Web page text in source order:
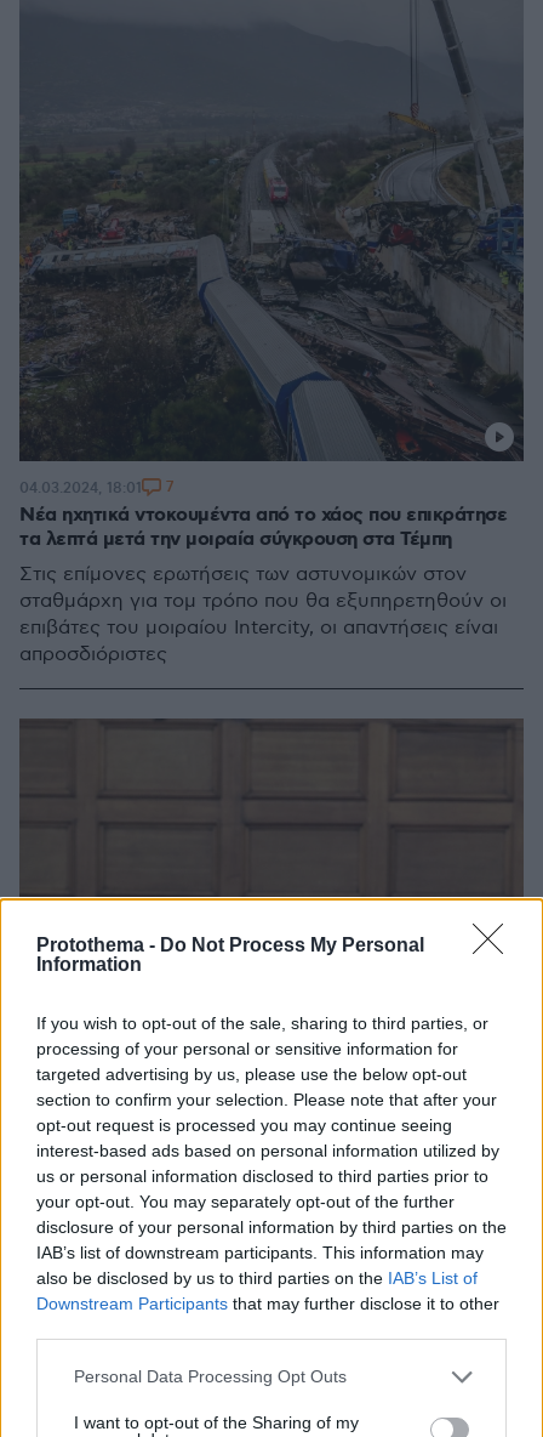
Protothema - Do Not Process My Personal
Information
If you wish to opt-out of the sale, sharing to third parties, or
processing of your personal or sensitive information for
targeted advertising by us, please use the below opt-out
section to confirm your selection. Please note that after your
opt-out request is processed you may continue seeing
interest-based ads based on personal information utilized by
us or personal information disclosed to third parties prior to
your opt-out. You may separately opt-out of the further
disclosure of your personal information by third parties on the
IAB’s list of downstream participants. This information may
also be disclosed by us to third parties on the IAB’s List of
Downstream Participants that may further disclose it to other
Please note that this website/app uses one or more Google
not limited to your visit or usage behaviour. You may click to
Personal Data Processing Opt Outs
I want to opt-out of the Sharing of my
Νέα ηχητικά ντοκουμέντα από το χάος που επικράτησε
τα λεπτά μετά την μοιραία σύγκρουση στα Τέμπη
Στις επίμονες ερωτήσεις των αστυνομικών στον
σταθμάρχη για τομ τρόπο που θα εξυπηρετηθούν οι
επιβάτες του μοιραίου Intercity, οι απαντήσεις είναι
απροσδιόριστες
04.03.2024, 18:01 7
Νόμιμη και νομότυπη η μετάταξη του σταθμάρχη, λέει ο
πρώην αναπληρωτής διευθύνων σύμβουλος του ΟΣΕ
τηλεδιοίκησης, θα είχε αποφευχθεί το δυστύχημα,
είπε ότι όλα συστήματα τα χειρίζονται άνθρωποι
01.02.2024, 19:28 4